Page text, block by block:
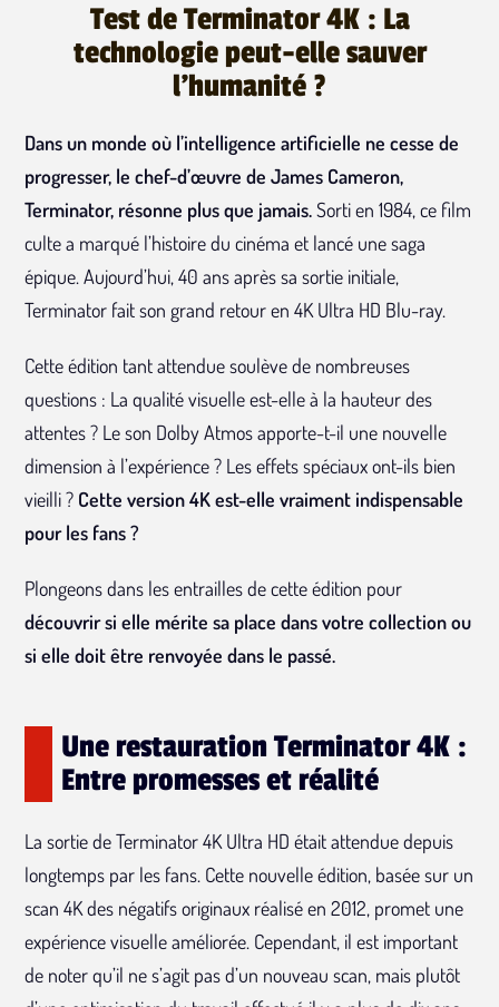
Test de Terminator 4K : La
technologie peut-elle sauver
l'humanité ?
Dans un monde où l’intelligence artificielle ne cesse de
progresser, le chef-d’œuvre de James Cameron,
Terminator, résonne plus que jamais.Sorti en 1984, ce film
culte a marqué l’histoire du cinéma et lancé une saga
épique. Aujourd’hui, 40 ans après sa sortie initiale,
Terminator fait son grand retour en 4K Ultra HD Blu-ray.
Cette édition tant attendue soulève de nombreuses
questions : La qualité visuelle est-elle à la hauteur des
attentes ? Le son Dolby Atmos apporte-t-il une nouvelle
dimension à l’expérience ? Les effets spéciaux ont-ils bien
vieilli ? Cette version 4K est-elle vraiment indispensable
pour les fans ?
Plongeons dans les entrailles de cette édition pour
découvrir si elle mérite sa place dans votre collection ou
si elle doit être renvoyée dans le passé.
Une restauration Terminator 4K :
Entre promesses et réalité
La sortie de Terminator 4K Ultra HD était attendue depuis
longtemps par les fans. Cette nouvelle édition, basée sur un
scan 4K des négatifs originaux réalisé en 2012, promet une
expérience visuelle améliorée. Cependant, il est important
de noter qu’il ne s’agit pas d’un nouveau scan, mais plutôt